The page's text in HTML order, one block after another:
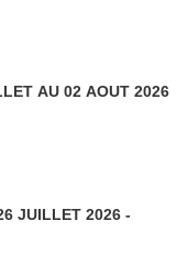
AU 02 AOUT 2026
JUILLET 2026 -